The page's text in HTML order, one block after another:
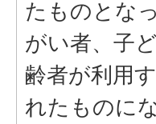
たものとな
がい者、子
齢者が利用
れたものに